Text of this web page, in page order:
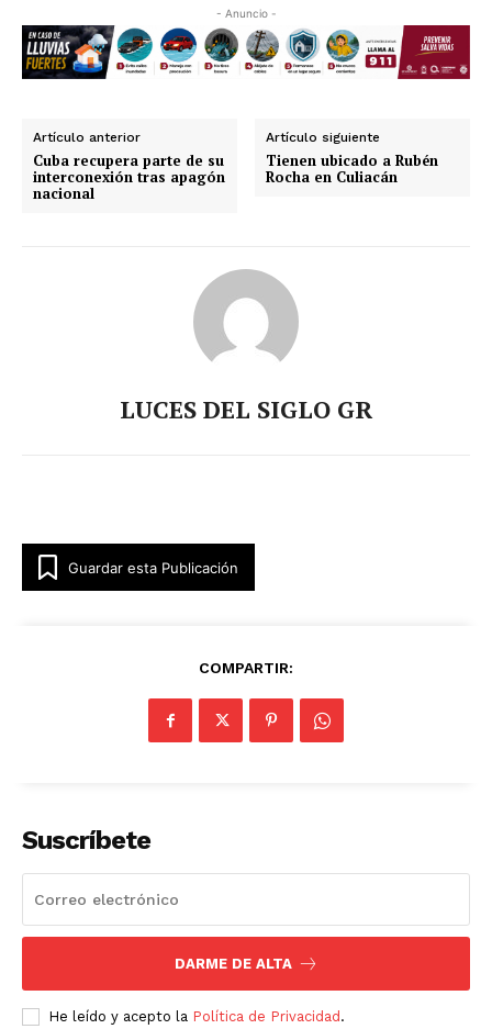
- Anuncio -
Artículo anterior
Cuba recupera parte de su
interconexión tras apagón
nacional
Artículo siguiente
Tienen ubicado a Rubén
Rocha en Culiacán
LUCES DEL SIGLO GR
Guardar esta Publicación
COMPARTIR:
Suscríbete
DARME DE ALTA
He leído y acepto la Política de Privacidad .